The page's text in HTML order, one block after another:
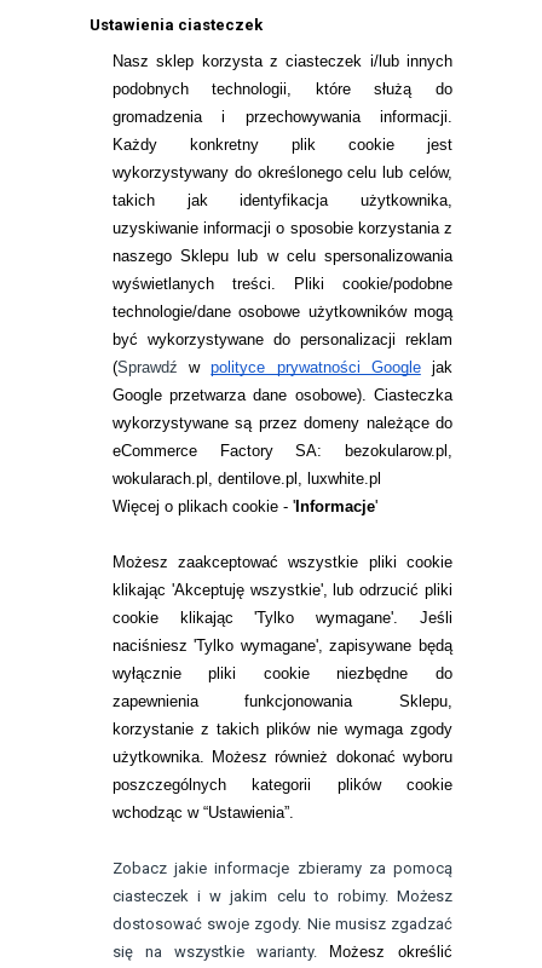
Ustawienia ciasteczek
Nasz sklep korzysta z ciasteczek i/lub innych
podobnych technologii, które służą do
gromadzenia i przechowywania informacji.
Każdy konkretny plik cookie jest
wykorzystywany do określonego celu lub celów,
takich jak identyfikacja użytkownika,
uzyskiwanie informacji o sposobie korzystania z
naszego Sklepu lub w celu spersonalizowania
wyświetlanych treści.
Pliki cookie/podobne
technologie/dane osobowe użytkowników mogą
być wykorzystywane do personalizacji reklam
(Sprawdźwpolityce prywatności Googlejak
Google przetwarza dane osobowe). Ciasteczka
wykorzystywane są przez domeny należące do
eCommerce Factory SA: bezokularow.pl,
wokularach.pl, dentilove.pl, luxwhite.pl
Więcej o plikach cookie - 'Informacje'
Możesz zaakceptować wszystkie pliki cookie
klikając 'Akceptuję wszystkie', lub odrzucić pliki
cookie klikając 'Tylko wymagane'. Jeśli
naciśniesz 'Tylko wymagane', zapisywane będą
wyłącznie pliki cookie niezbędne do
zapewnienia funkcjonowania Sklepu,
korzystanie z takich plików nie wymaga zgody
użytkownika. Możesz również dokonać wyboru
poszczególnych kategorii plików cookie
wchodząc w “Ustawienia”.
Zobacz jakie informacje zbieramy za pomocą
ciasteczek i w jakim celu to robimy. Możesz
dostosować swoje zgody. Nie musisz zgadzać
się na wszystkie warianty.
Możesz określić
INFORMACJE KONTAKTOWE
JAK ZAMAWIAĆ?
ZWROTY I REKLAMACJA
WARUNKI ZAKUPÓW
RANKINGI SOCZEWEK
SOCZEWKI KOLOROWE
Zwrot (odstąpienie od umowy)
ZMIEŃ USTAWIENIA ZGODY NA CIASTECZKA
KONTAKT
telefon:
22 113 44 42
telefon:
732 08 08 72
kontakt@bezokularow.pl